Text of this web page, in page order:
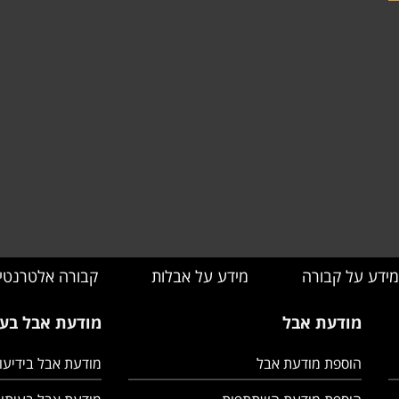
מידע על קבורה מידע על אבלות קבורה
מודעת אבל
הוספת מודעת אבל
מודעת אבל
מודעת אבל